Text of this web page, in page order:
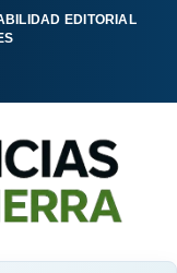
EDITORIAL